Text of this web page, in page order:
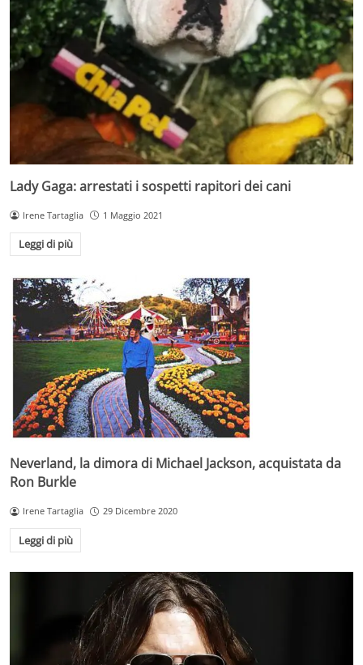
Lady Gaga: arrestati i sospetti rapitori dei cani
Irene Tartaglia 1 Maggio 2021
Leggi di più
Neverland, la dimora di Michael Jackson, acquistata da
Ron Burkle
Irene Tartaglia 29 Dicembre 2020
Leggi di più